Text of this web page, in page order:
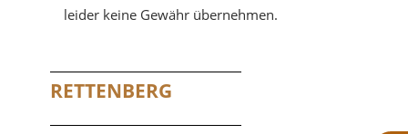
leider keine Gewähr übernehmen.
RETTENBERG